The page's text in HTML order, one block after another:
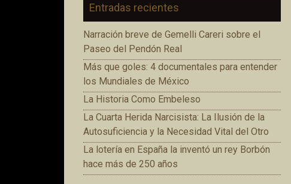
Entradas recientes
Narración breve de Gemelli Careri sobre el
Paseo del Pendón Real
Más que goles: 4 documentales para entender
los Mundiales de México
La Historia Como Embeleso
La Cuarta Herida Narcisista: La Ilusión de la
Autosuficiencia y la Necesidad Vital del Otro
La lotería en España la inventó un rey Borbón
hace más de 250 años